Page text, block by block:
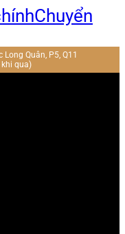
Chuyển
Quân, P5, Q11
qua)